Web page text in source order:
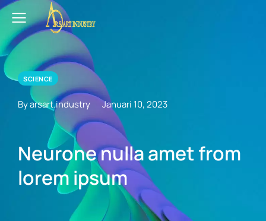
SCIENCE
By arsart.industry Januari 10, 2023
Neurone nulla amet from
lorem ipsum